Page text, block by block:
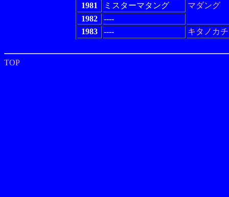
マダング
1981
ミスターマタング
1982
----
1983
---- キタノカ
TOP